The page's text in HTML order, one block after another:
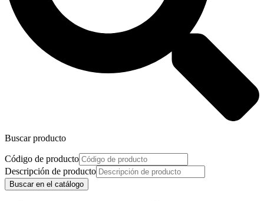
Buscar producto
Código de producto
Descripción de producto
Buscar en el catálogo